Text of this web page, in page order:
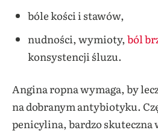
bóle kości i stawów,
nudności, wymioty, ból
konsystencji śluzu.
Angina ropna wymaga, by
na dobranym antybiotyku.
penicylina, bardzo skuteczna